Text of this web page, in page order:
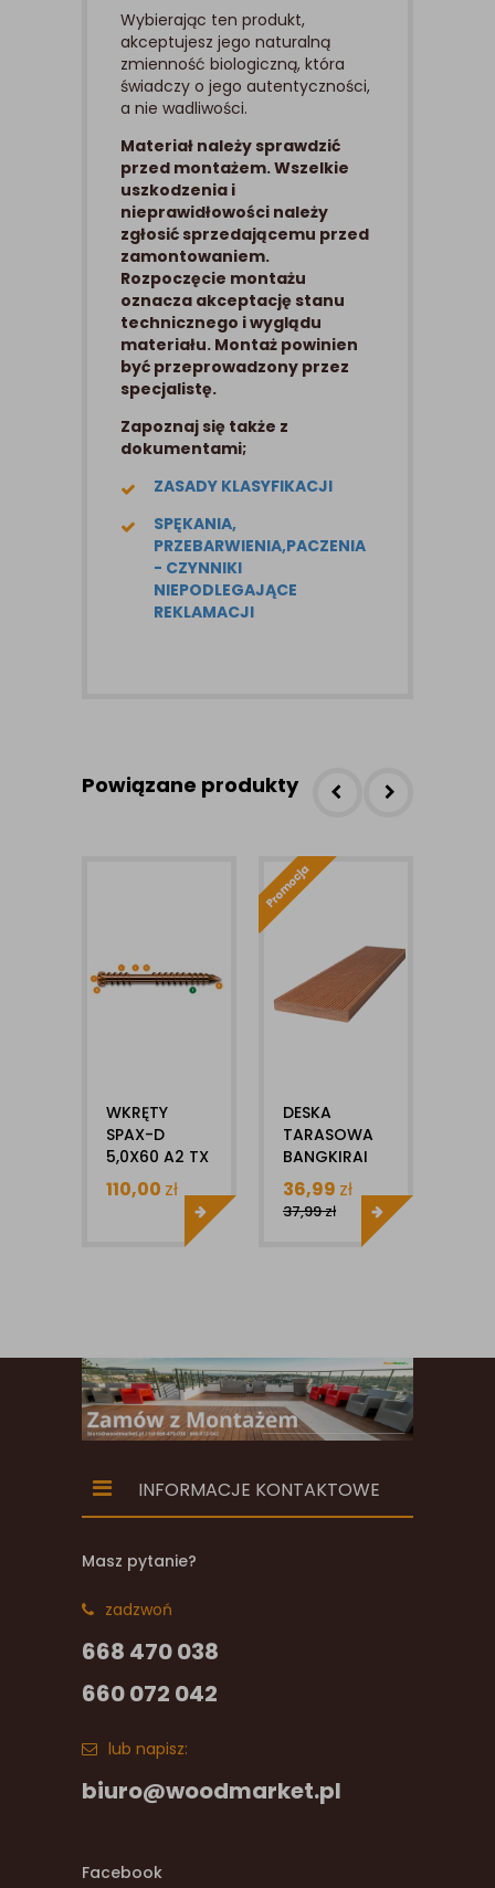
Wybierając ten produkt,
akceptujesz jego naturalną
zmienność biologiczną, która
świadczy o jego autentyczności,
a nie wadliwości.
Materiał należy sprawdzić
przed montażem. Wszelkie
uszkodzenia i
nieprawidłowości należy
zgłosić sprzedającemu przed
zamontowaniem.
Rozpoczęcie montażu
oznacza akceptację stanu
technicznego i wyglądu
materiału. Montaż powinien
być przeprowadzony przez
specjalistę.
Zapoznaj się także z
dokumentami;
ZASADY KLASYFIKACJI
SPĘKANIA,
PRZEBARWIENIA,PACZENIA
- CZYNNIKI
NIEPODLEGAJĄCE
REKLAMACJI
Powiązane produkty
WKRĘTY
SPAX-D
5,0X60 A2 TX
STARE ZŁOTO
(100)
110,00 zł
DESKA
TARASOWA
BANGKIRAI
EGZOTYCZNA
21X145MM X
1MB
RYFLOWANA
36,99 zł
37,99zł
INFORMACJE KONTAKTOWE
Masz pytanie?
zadzwoń
668 470 038
660 072 042
lub napisz:
biuro@woodmarket.pl
Facebook